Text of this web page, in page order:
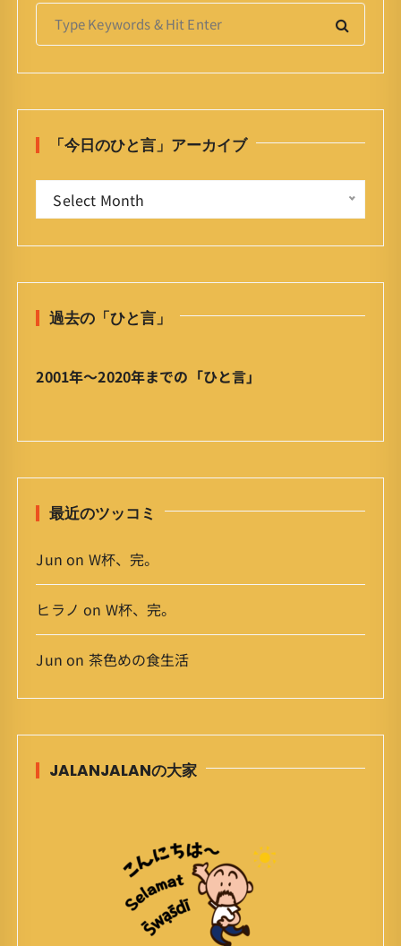
S
r
:
「今日のひと言」アーカイブ
ひ
言
ア
イ
Select Month
過去の「ひと言」
2001年〜2020年までの「ひと言」
最近のツッコミ
Jun on W杯、完。
ヒラノ on W杯、完。
Jun on 茶色めの食生活
JALANJALANの大家